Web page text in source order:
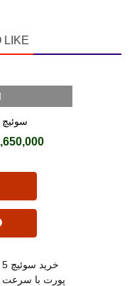
LIKE
سوئیچ 5 پورت 1000 الکاتو
3,650,000